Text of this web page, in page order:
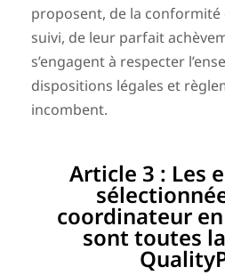
proposent, de la conformité
suivi, de leur parfait
s’engagent à respecter
dispositions légales et
incombent.
Article 3 : Les
coordinateur
sont toutes